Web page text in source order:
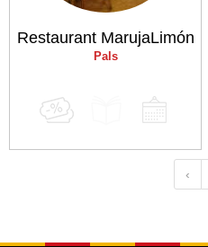
Restaurant MarujaLimón
Pals
‹